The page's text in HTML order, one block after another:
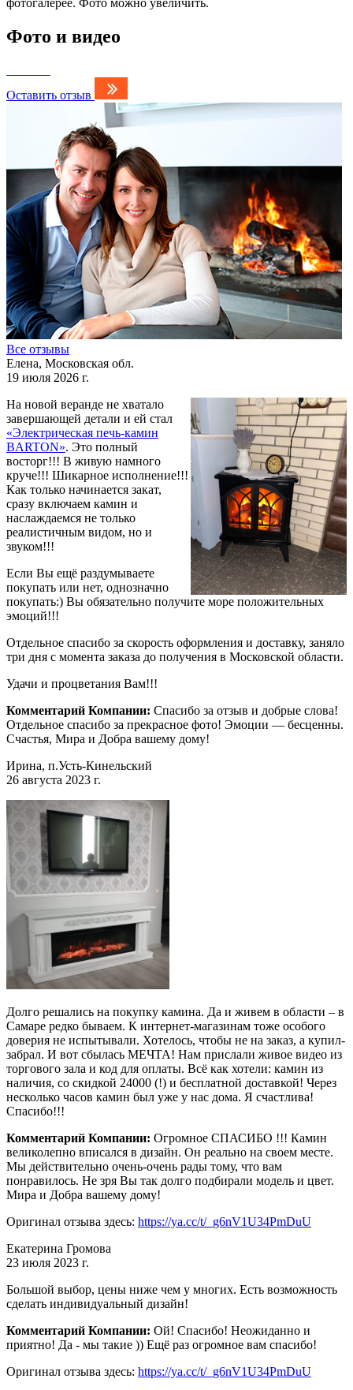
Фото и видео
Оставить отзыв
Все отзывы
Елена, Московская обл.
19 июля 2026 г.
На новой веранде не хватало
завершающей детали и ей стал
«Электрическая печь-камин
BARTON». Это полный
восторг!!! В живую намного
круче!!! Шикарное исполнение!!!
Как только начинается закат,
сразу включаем камин и
наслаждаемся не только
реалистичным видом, но и
звуком!!!
Если Вы ещё раздумываете
покупать или нет, однозначно
покупать:) Вы обязательно получите море положительных
эмоций!!!
Отдельное спасибо за скорость оформления и доставку, заняло
три дня с момента заказа до получения в Московской области.
Удачи и процветания Вам!!!
Комментарий Компании: Спасибо за отзыв и добрые слова!
Отдельное спасибо за прекрасное фото! Эмоции — бесценны.
Счастья, Мира и Добра вашему дому!
Ирина, п.Усть-Кинельский
26 августа 2023 г.
Долго решались на покупку камина. Да и живем в области – в
Самаре редко бываем. К интернет-магазинам тоже особого
доверия не испытывали. Хотелось, чтобы не на заказ, а купил-
забрал. И вот сбылась МЕЧТА! Нам прислали живое видео из
торгового зала и код для оплаты. Всё как хотели: камин из
наличия, со скидкой 24000 (!) и бесплатной доставкой! Через
несколько часов камин был уже у нас дома. Я счастлива!
Спасибо!!!
Комментарий Компании: Огромное СПАСИБО !!! Камин
великолепно вписался в дизайн. Он реально на своем месте.
Мы действительно очень-очень рады тому, что вам
понравилось. Не зря Вы так долго подбирали модель и цвет.
Мира и Добра вашему дому!
Оригинал отзыва здесь: https://ya.cc/t/_g6nV1U34PmDuU
Екатерина Громова
23 июля 2023 г.
Большой выбор, цены ниже чем у многих. Есть возможность
сделать индивидуальный дизайн!
Комментарий Компании: Ой! Спасибо! Неожиданно и
приятно! Да - мы такие )) Ещё раз огромное вам спасибо!
Оригинал отзыва здесь: https://ya.cc/t/_g6nV1U34PmDuU